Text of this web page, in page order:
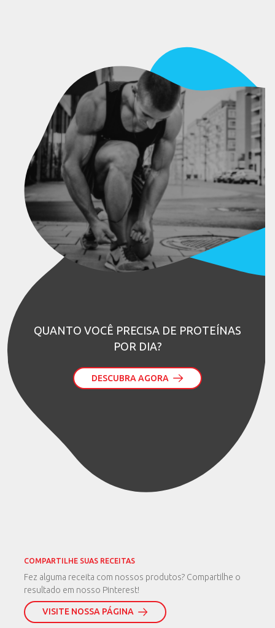
QUANTO VOCÊ PRECISA DE PROTEÍNAS
POR DIA?
DESCUBRA AGORA
COMPARTILHE SUAS RECEITAS
Fez alguma receita com nossos produtos? Compartilhe o
resultado em nosso Pinterest!
VISITE NOSSA PÁGINA